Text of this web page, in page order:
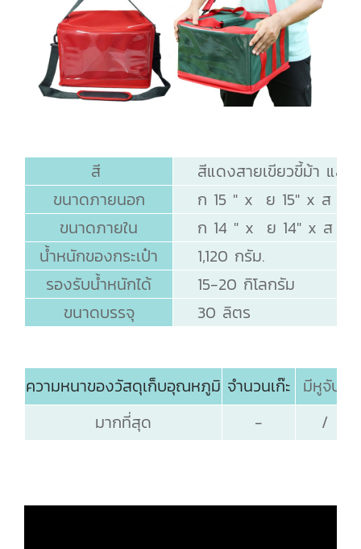
สี
สีแดงสายเขียวขี้ม้า และ
ขนาดภายนอก
ก 15 " x ย 15" x ส
ขนาดภายใน
ก 14 " x ย 14" x ส
น้ำหนักของกระเป๋า
1,120 กรัม.
รองรับน้ำหนักได้
15-20 กิโลกรัม
ขนาดบรรจุ
30 ลิตร
ความหนาของวัสดุเก็บอุณหภูมิ จำนวนเก๊ะ มีหูจับ
มากที่สุด
- /